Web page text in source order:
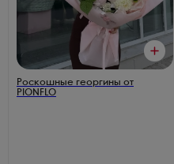
Роскошные георгины от
PIONFLO